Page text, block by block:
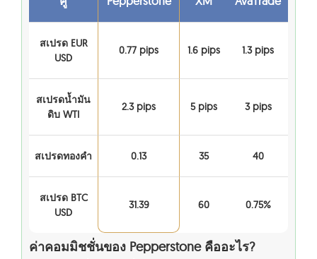
สเปรด EUR
USD
0.77 pips 1.6 pips 1.3 pips
สเปรดน้ำมัน
ดิบ WTI
2.3 pips 5 pips 3 pips
สเปรดทองคำ 0.13 35 40
สเปรด BTC
USD
31.39 60 0.75%
ค่าคอมมิชชั่นของ Pepperstone คืออะไร?